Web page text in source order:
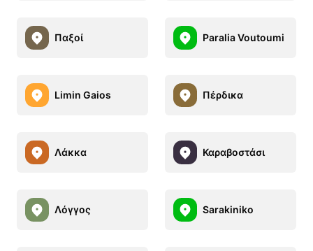
Παξοί Paralia Voutoumi
Limin Gaios Πέρδικα
Λάκκα Καραβοστάσι
Λόγγος Sarakiniko